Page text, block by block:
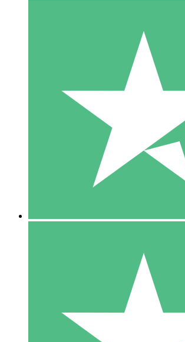
Pacotes de Créditos
Pague conforme o uso com créditos de
1000
10 Downloads
20 00